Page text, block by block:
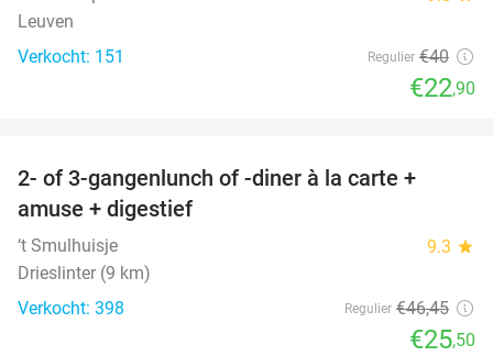
Leuven
Verkocht: 151
Regulier €40
€22,90
2- of 3-gangenlunch of -diner à la carte +
amuse + digestief
‘t Smulhuisje 9.3 star
Drieslinter (9 km)
Verkocht: 398
Regulier €46,45
€25,50